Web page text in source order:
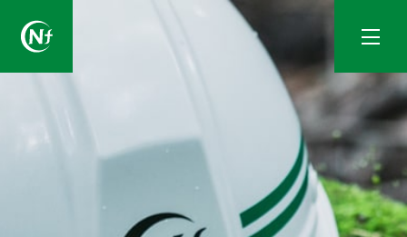
一般社団法人長野県林業コンサルタント協会